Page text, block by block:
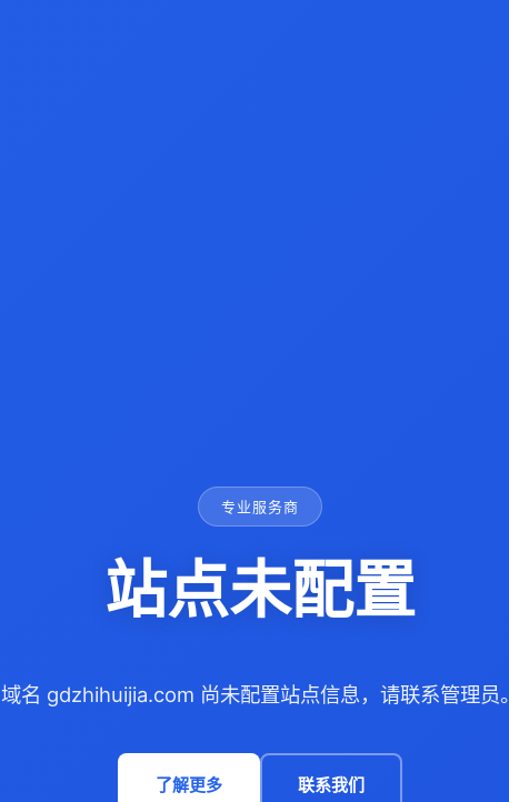
专业服务商
站点未配置
域名 gdzhihuijia.com 尚未配置站点信息，请联系管理员
了解更多 联系我们